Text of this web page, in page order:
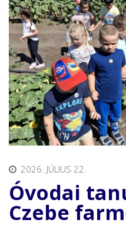
2026. JÚLIUS 22.
Óvodai
Czebe